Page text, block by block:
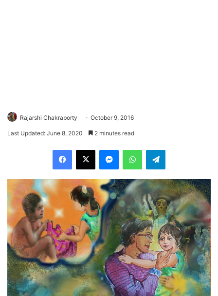
Rajarshi Chakraborty October 9, 2016
Last Updated: June 8, 2020 2 minutes read